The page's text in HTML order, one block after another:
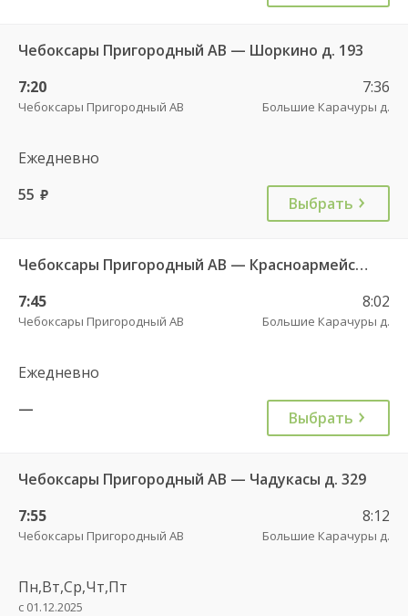
Чебоксары Пригородный АВ — Шоркино д. 193
7:20
Чебоксары Пригородный АВ
7:36
Большие Карачуры д.
Ежедневно
55 руб. Выбрать
Чебоксары Пригородный АВ — Красноармейское с. ДКП 121
7:45
Чебоксары Пригородный АВ
8:02
Большие Карачуры д.
Ежедневно
—
Выбрать
Чебоксары Пригородный АВ — Чадукасы д. 329
7:55
Чебоксары Пригородный АВ
8:12
Большие Карачуры д.
Пн,Вт,Ср,Чт,Пт
с 01.12.2025